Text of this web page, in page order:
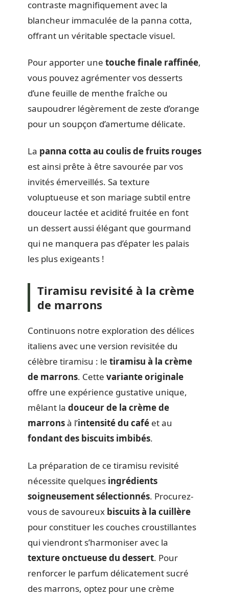
contraste magnifiquement avec la
blancheur immaculée de la panna cotta,
offrant un véritable spectacle visuel.
Pour apporter une touche finale raffinée,
vous pouvez agrémenter vos desserts
d’une feuille de menthe fraîche ou
saupoudrer légèrement de zeste d’orange
pour un soupçon d’amertume délicate.
La panna cotta au coulis de fruits rouges
est ainsi prête à être savourée par vos
invités émerveillés. Sa texture
voluptueuse et son mariage subtil entre
douceur lactée et acidité fruitée en font
un dessert aussi élégant que gourmand
qui ne manquera pas d’épater les palais
les plus exigeants !
Tiramisu revisité à la crème
de marrons
Continuons notre exploration des délices
italiens avec une version revisitée du
célèbre tiramisu : le tiramisu à la crème
de marrons. Cette variante originale
offre une expérience gustative unique,
mêlant la douceur de la crème de
marronsà l’intensité du café et au
fondant des biscuits imbibés.
La préparation de ce tiramisu revisité
nécessite quelques ingrédients
soigneusement sélectionnés. Procurez-
vous de savoureux biscuits à la cuillère
pour constituer les couches croustillantes
qui viendront s’harmoniser avec la
texture onctueuse du dessert. Pour
renforcer le parfum délicatement sucré
des marrons, optez pour une crème